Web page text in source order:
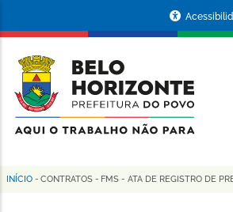
conteúdo
principal
da
Prefeitura
de
Horizonte
Trilha
INÍCIO - CONTRATOS - FMS - ATA DE REGISTRO DE